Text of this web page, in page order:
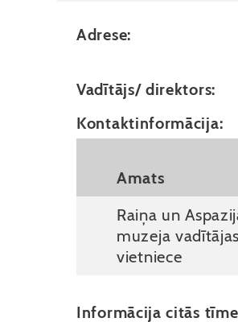
Adrese:
Vadītājs/ direktors:
Kontaktinformācija:
Amats
Raiņa un
muzeja vadītājas
vietniece
Informācija citās